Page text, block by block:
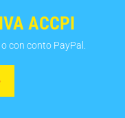
ACCPI
con conto PayPal.